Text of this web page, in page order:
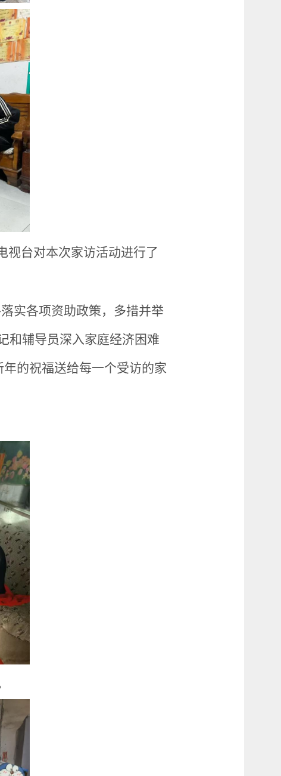
视台对本次家访活动进行了
实各项资助政策，多措并举
和辅导员深入家庭经济困难
的祝福送给每一个受访的家